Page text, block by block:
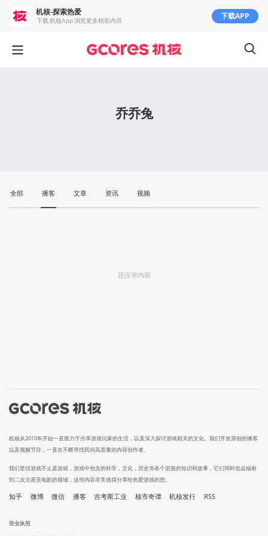
乔乔兔
全部 播客 文章 资讯 视频
还没有内容
机核从2010年开始一直致力于分享游戏玩家的生活，以及深入探讨游戏相关的文化。我们开发原创的播客
以及视频节目，一直在不断寻找民间高质量的内容创作者。
我们坚信游戏不止是游戏，游戏中包含的科学，文化，历史等各个层面的知识和故事，它们同时也会辐射
到二次元甚至电影的领域，这些内容非常值得分享给热爱游戏的您。
知乎 微博 微信 播客 吉考斯工业 核市奇谭 机核发行 RSS
营业执照
机核-探索热爱
下载 机核App 浏览更多精彩内容 下载APP